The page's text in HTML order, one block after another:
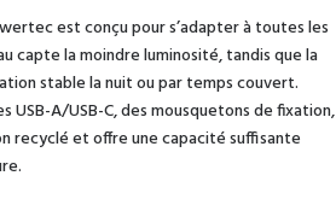
est conçu pour s’adapter à toutes les
capte la moindre luminosité, tandis que la
stable la nuit ou par temps couvert.
USB-A/USB-C, des mousquetons de fixation,
recyclé et offre une capacité suffisante